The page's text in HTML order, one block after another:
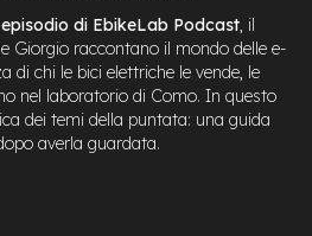
di EbikeLab Podcast, il
Giorgio raccontano il mondo delle e-
di chi le bici elettriche le vende, le
nel laboratorio di Como. In questo
dei temi della puntata: una guida
averla guardata.